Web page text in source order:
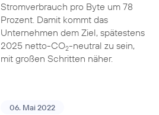
Stromverbrauch pro Byte um 78
Prozent. Damit kommt das
Unternehmen dem Ziel, spätestens
2025 netto-CO2-neutral zu sein,
mit großen Schritten näher.
06. Mai 2022